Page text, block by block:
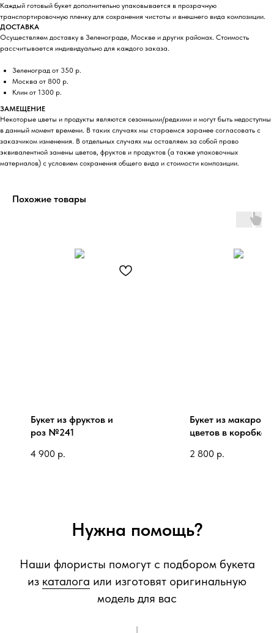
Каждый готовый букет дополнительно упаковывается в прозрачную
транспортировочную пленку для сохранения чистоты и внешнего вида композиции.
ДОСТАВКА
Осуществляем доставку в Зеленограде, Москве и других районах. Стоимость
рассчитывается индивидуально для каждого заказа.
Зеленоград от 350 р.
Москва от 800 р.
Клин от 1300 р.
ЗАМЕЩЕНИЕ
Некоторые цветы и продукты являются сезонными/редкими и могут быть недоступны
в данный момент времени. В таких случаях мы стараемся заранее согласовать с
заказчиком изменения. В отдельных случаях мы оставляем за собой право
эквивалентной замены цветов, фруктов и продуктов (а также упаковочных
материалов) с условием сохранения общего вида и стоимости композиции.
Похожие товары
Букет из фруктов и
роз №241
4 900 р.
Букет из макарон и
цветов в коробке
2 800 р.
Нужна помощь?
Наши флористы помогут с подбором букета
из каталога или изготовят оригинальную
модель для вас